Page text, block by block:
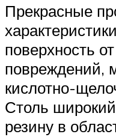
Прекрасные
поверхность
повреждений,
кислотно-
Столь
резину в